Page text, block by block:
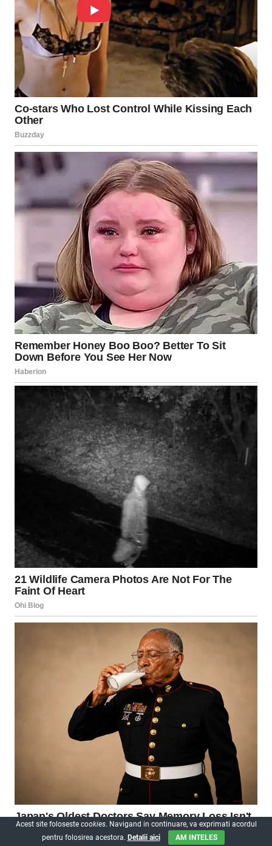
Acest site foloseste cookies. Navigand in continuare, va exprimati acordul
pentru folosirea acestora. Detalii aici AM INTELES